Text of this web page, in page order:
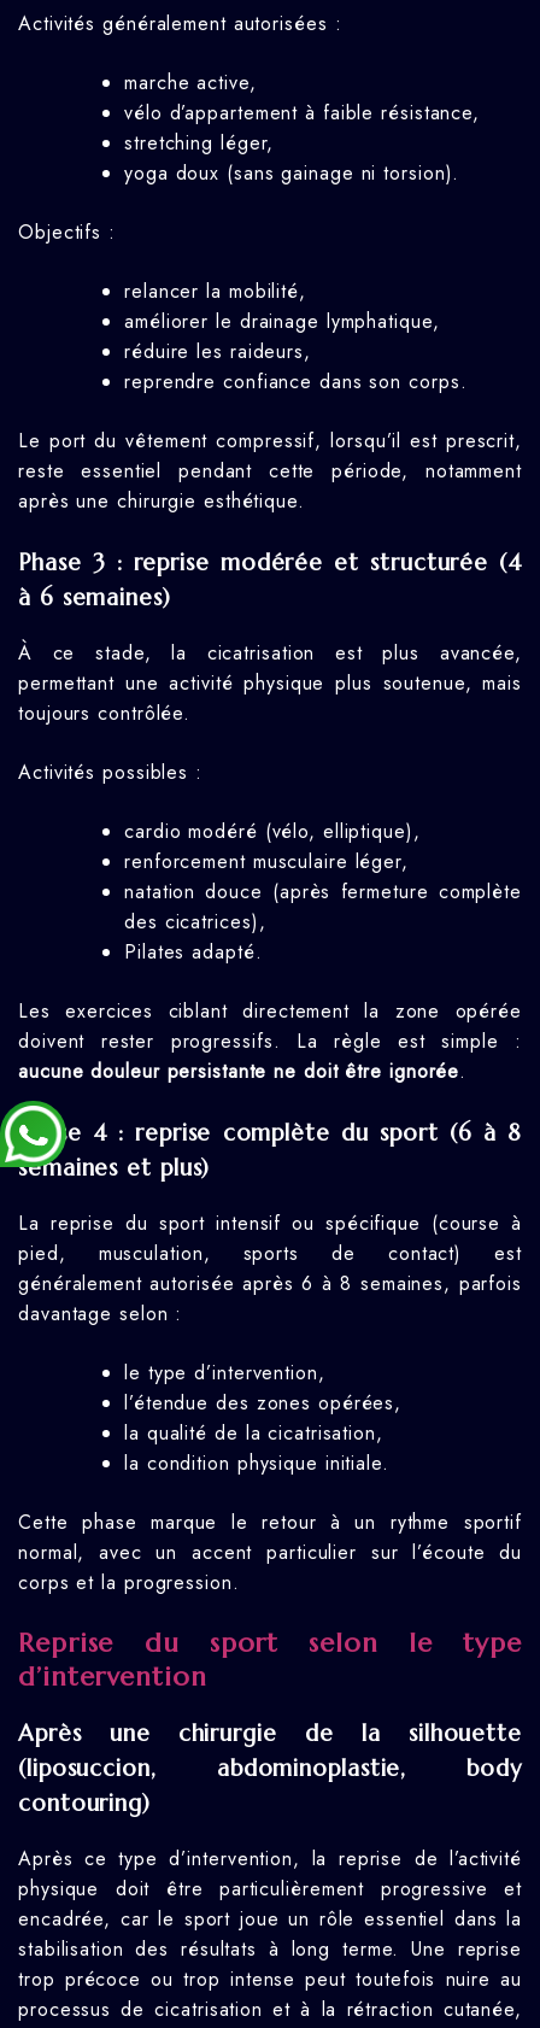
Activités généralement autorisées :
marche active,
vélo d’appartement à faible résistance,
stretching léger,
yoga doux (sans gainage ni torsion).
Objectifs :
relancer la mobilité,
améliorer le drainage lymphatique,
réduire les raideurs,
reprendre confiance dans son corps.
Le port du vêtement compressif, lorsqu’il est prescrit,
reste essentiel pendant cette période, notamment
après une chirurgie esthétique.
Phase 3 : reprise modérée et structurée (4
à 6 semaines)
À ce stade, la cicatrisation est plus avancée,
permettant une activité physique plus soutenue, mais
toujours contrôlée.
Activités possibles :
cardio modéré (vélo, elliptique),
renforcement musculaire léger,
natation douce (après fermeture complète
des cicatrices),
Pilates adapté.
Les exercices ciblant directement la zone opérée
doivent rester progressifs. La règle est simple :
aucune douleur persistante ne doit être ignorée.
Phase 4 : reprise complète du sport (6 à 8
semaines et plus)
La reprise du sport intensif ou spécifique (course à
pied, musculation, sports de contact) est
généralement autorisée après 6 à 8 semaines, parfois
davantage selon :
le type d’intervention,
l’étendue des zones opérées,
la qualité de la cicatrisation,
la condition physique initiale.
Cette phase marque le retour à un rythme sportif
normal, avec un accent particulier sur l’écoute du
corps et la progression.
Reprise du sport selon le type
d’intervention
Après une chirurgie de la silhouette
(liposuccion, abdominoplastie, body
contouring)
Après ce type d’intervention, la reprise de l’activité
physique doit être particulièrement progressive et
encadrée, car le sport joue un rôle essentiel dans la
stabilisation des résultats à long terme. Une reprise
trop précoce ou trop intense peut toutefois nuire au
processus de cicatrisation et à la rétraction cutanée,